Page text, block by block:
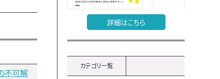
不可解
詳細はこちら
カテゴリ一覧